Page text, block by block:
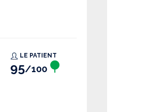
LE PATIENT
95/100